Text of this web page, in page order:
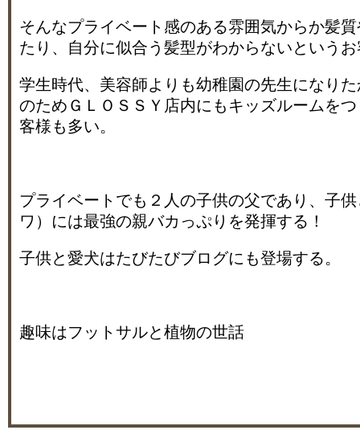
そんなプライベート感のある雰囲気からか髪
たり、自分に似合う髪型がわからないという
学生時代、美容師よりも幼稚園の先生になり
のためＧＬＯＳＳＹ店内にもキッズルームを
客様も多い。
プライベートでも２人の子供の父であり、子
ワ）には最強の親バカっぷりを発揮する！
子供と愛犬はたびたびブログにも登場する。
趣味はフットサルと植物の世話